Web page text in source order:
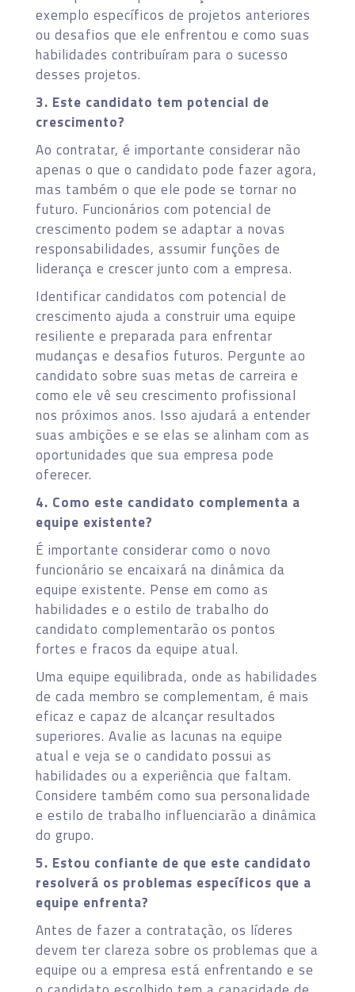
exemplo específicos de projetos anteriores
ou desafios que ele enfrentou e como suas
habilidades contribuíram para o sucesso
desses projetos.
3. Este candidato tem potencial de
crescimento?
Ao contratar, é importante considerar não
apenas o que o candidato pode fazer agora,
mas também o que ele pode se tornar no
futuro. Funcionários com potencial de
crescimento podem se adaptar a novas
responsabilidades, assumir funções de
liderança e crescer junto com a empresa.
Identificar candidatos com potencial de
crescimento ajuda a construir uma equipe
resiliente e preparada para enfrentar
mudanças e desafios futuros. Pergunte ao
candidato sobre suas metas de carreira e
como ele vê seu crescimento profissional
nos próximos anos. Isso ajudará a entender
suas ambições e se elas se alinham com as
oportunidades que sua empresa pode
oferecer.
4. Como este candidato complementa a
equipe existente?
É importante considerar como o novo
funcionário se encaixará na dinâmica da
equipe existente. Pense em como as
habilidades e o estilo de trabalho do
candidato complementarão os pontos
fortes e fracos da equipe atual.
Uma equipe equilibrada, onde as habilidades
de cada membro se complementam, é mais
eficaz e capaz de alcançar resultados
superiores. Avalie as lacunas na equipe
atual e veja se o candidato possui as
habilidades ou a experiência que faltam.
Considere também como sua personalidade
e estilo de trabalho influenciarão a dinâmica
do grupo.
5. Estou confiante de que este candidato
resolverá os problemas específicos que a
equipe enfrenta?
Antes de fazer a contratação, os líderes
devem ter clareza sobre os problemas que a
equipe ou a empresa está enfrentando e se